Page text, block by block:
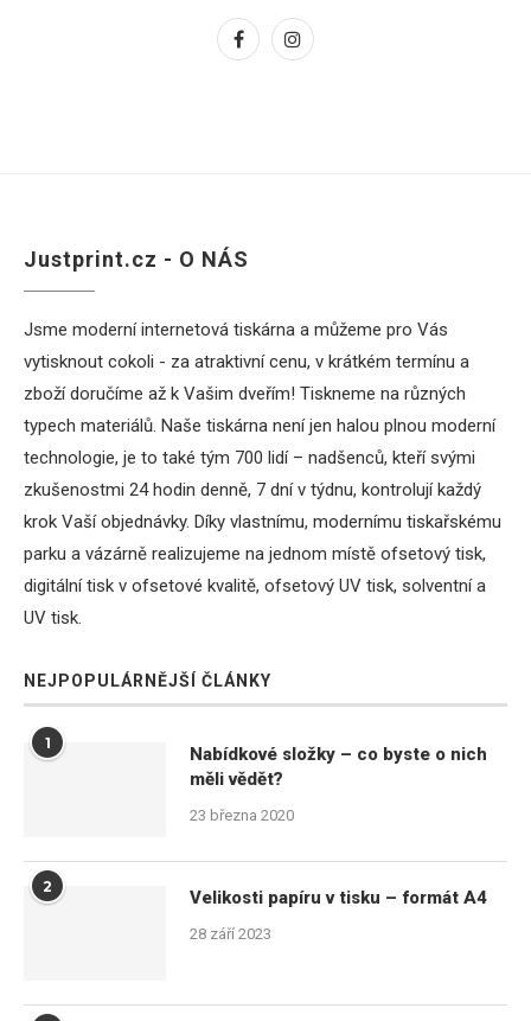
Justprint.cz - O NÁS
Jsme moderní internetová tiskárna a můžeme pro Vás
vytisknout cokoli - za atraktivní cenu, v krátkém termínu a
zboží doručíme až k Vašim dveřím! Tiskneme na různých
typech materiálů. Naše tiskárna není jen halou plnou moderní
technologie, je to také tým 700 lidí – nadšenců, kteří svými
zkušenostmi 24 hodin denně, 7 dní v týdnu, kontrolují každý
krok Vaší objednávky. Díky vlastnímu, modernímu tiskařskému
parku a vázárně realizujeme na jednom místě ofsetový tisk,
digitální tisk v ofsetové kvalitě, ofsetový UV tisk, solventní a
UV tisk.
NEJPOPULÁRNĚJŠÍ ČLÁNKY
1
Nabídkové složky – co byste o nich
měli vědět?
23 března 2020
2
Velikosti papíru v tisku – formát A4
28 září 2023